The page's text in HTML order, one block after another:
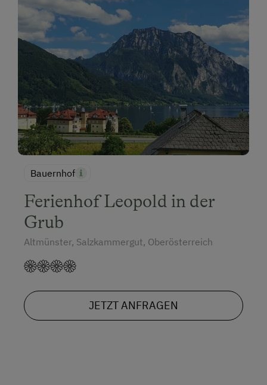
Bauernhof
Ferienhof Leopold in der
Grub
Altmünster, Salzkammergut, Oberösterreich
JETZT ANFRAGEN